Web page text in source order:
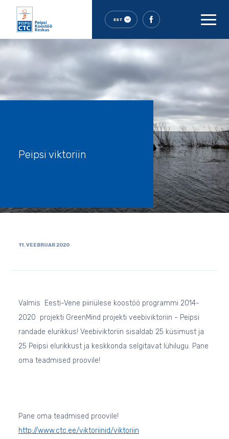
EST
Peipsi viktoriin
11. VEEBRUAR 2020
Valmis Eesti-Vene piiriülese koostöö programmi 2014-
2020 projekti GreenMind projekti veebiviktoriin - Peipsi
randade elurikkus! Veebiviktoriin sisaldab 25 küsimust ja
25 Peipsi elurikkust ja keskkonda selgitavat lühilugu. Pane
oma teadmised proovile!
Pane oma teadmised proovile!
http://www.ctc.ee/viktoriinid/viktoriin